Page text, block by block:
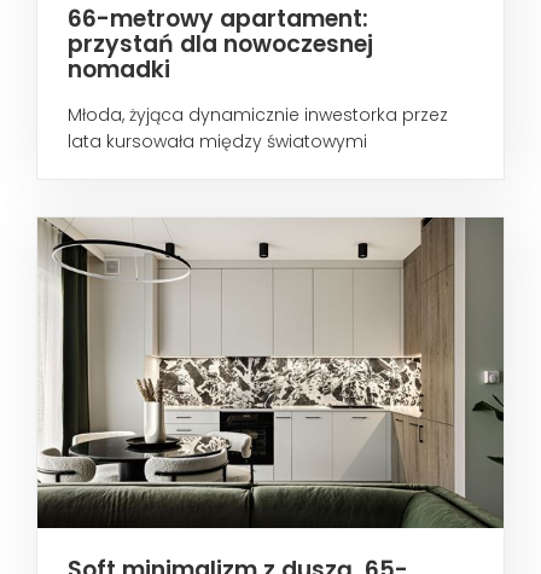
66-metrowy apartament:
przystań dla nowoczesnej
nomadki
Młoda, żyjąca dynamicznie inwestorka przez
lata kursowała między światowymi